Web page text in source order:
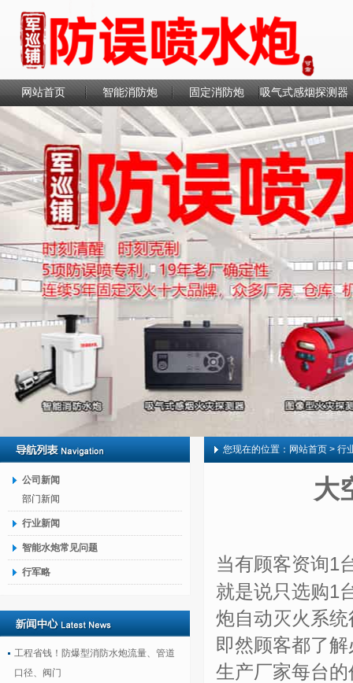
网站首页 智能消防炮 固定消防炮 吸气式感烟探测器
联系我们
公司新闻
部门新闻
行业新闻
智能水炮常见问题
行军略
工程省钱！防爆型消防水炮流量、管道
口径、阀门
您现在的位置： 网站首页 > 行
大
当有顾客资询1
就是说只选购1
炮自动灭火系
即然顾客都了
生产厂家每台